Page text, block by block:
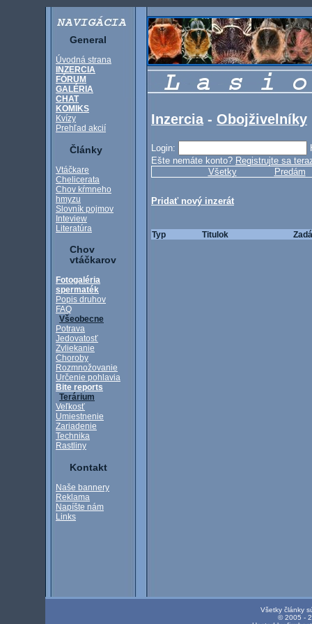
General
Úvodná strana
INZERCIA
FÓRUM
GALÉRIA
CHAT
KOMIKS
Kvízy
Prehľad akcií
Články
Vtáčkare
Chelicerata
Chov kŕmneho
hmyzu
Slovník pojmov
Inteview
Literatúra
Chov
vtáčkarov
Fotogaléria
spermaték
Popis druhov
FAQ
Všeobecne
Potrava
Jedovatosť
Zvliekanie
Choroby
Rozmnožovanie
Určenie pohlavia
Bite reports
Terárium
Veľkosť
Umiestnenie
Zariadenie
Technika
Rastliny
Kontakt
Naše bannery
Reklama
Napíšte nám
Links
Inzercia- Obojživelníky
Login:
Ešte nemáte konto? Registrujte sa
Všetky
Predám
Pridať nový inzerát
Typ Titulok
Všetky články
© 2005 -